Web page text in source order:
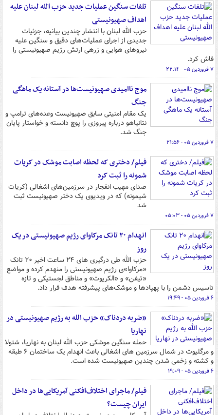
تلفات سنگین عملیات جدید حزب الله لبنان علیه
اهداف صهیونیستی
حزب الله لبنان با انتشار چندین بیانیه، جزئیات
جدیدی از اجرای عملیات‌های دقیق و سنگین علیه
نیروهای هوایی و زرهی ارتش رژیم صهیونیستی را
فاش کرد.
۷ فروردین ۰۵ - ۲۲:۱۴
موج ناامیدی صهیونیست‌ها در آستانه یک ماهگی
جنگ
یک مقام امنیتی سابق صهیونیست وعده‌های ترامپ و
نتانیاهو درباره پیروزی را پوچ دانسته و خواستار پایان
جنگ شد.
۷ فروردین ۰۵ - ۲۱:۵۶
فیلم/ دختری که لحظه اصابت موشک در کریات
شمونه را ثبت کرد
صدای مهیب انفجار در سرزمین‌های اشغالی (کریات
شیمونه) که در ویدیوی یک دختر صهیونیست ثبت
شد
۷ فروردین ۰۵ - ۰۵:۰۳
انهدام ۲۰ تانک مرکاوای رژیم صهیونیستی در یک
روز
حزب الله طی درگیری های ۲۴ ساعت اخیر ۲۰ تانک
«مرکاوا»ی رژیم صهیونیستی را منهدم کرده و مواضع
«تیفن» و «الکریوت» و مناطق لجستیکی و تازه
تاسیس دشمن را با پهپادها و موشک‌های پیشرفته هدف قرار داد.
۶ فروردین ۰۵ - ۱۹:۴۹
«ضربه دردناک» حزب الله به رژیم صهیونیستی در
نهاریا
حمله سنگین موشکی حزب الله لبنان به نهاریا، شتولا
و مرگلیوت در شمال سرزمین های اشغالی باعث انهدام یک ساختمان ۶ طبقه
و کشته و زخمی شدن چندین صهیونیست شده است.
۶ فروردین ۰۵ - ۱۹:۰۹
فیلم/ ماجرای اختلاف‌افکنی آمریکایی‌ها در داخل
ایران چیست؟